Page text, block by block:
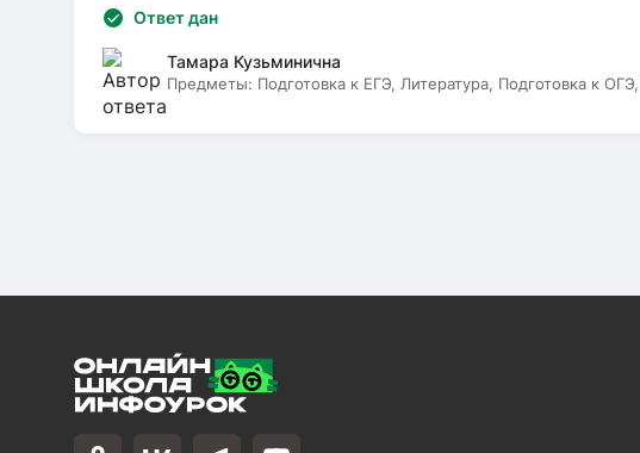
Ответ дан
Тамара Кузьминична
Предметы: Подготовка к ЕГЭ, Литература, Подготовка к